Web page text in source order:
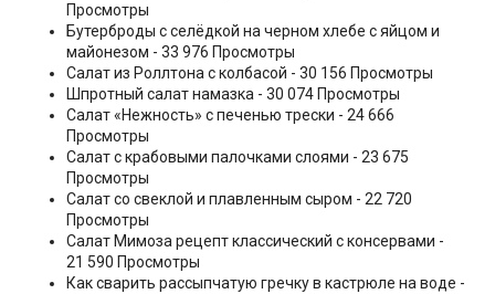
Просмотры
Бутерброды с селёдкой на черном хлебе с яйцом и
майонезом - 33 976 Просмотры
Салат из Роллтона с колбасой - 30 156 Просмотры
Шпротный салат намазка - 30 074 Просмотры
Салат «Нежность» с печенью трески - 24 666
Просмотры
Салат с крабовыми палочками слоями - 23 675
Просмотры
Салат со свеклой и плавленным сыром - 22 720
Просмотры
Салат Мимоза рецепт классический с консервами -
21 590 Просмотры
Как сварить рассыпчатую гречку в кастрюле на воде -